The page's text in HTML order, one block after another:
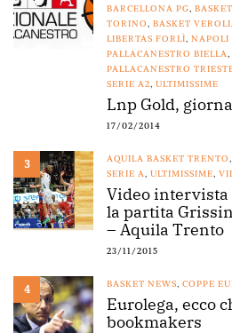
BARCELLONA PG,
TORINO, BASKET VEROLI,
LIBERTAS FORLÌ, NAPOLI
PALLACANESTRO BIELLA,
PALLACANESTRO
SERIE A2, ULTIMISSIME
Lnp Gold,
17/02/2014
3 AQUILA BASKET TRENTO,
SERIE A, ULTIMISSIME,
Video intervista
la partita
– Aquila Trento
23/11/2015
4 BASKET NEWS, COPPE
Eurolega, ecco
bookmakers